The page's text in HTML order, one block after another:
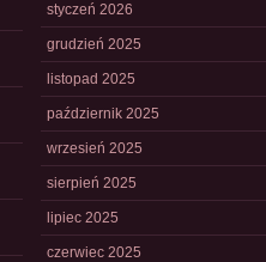
styczeń 2026
grudzień 2025
listopad 2025
październik 2025
wrzesień 2025
sierpień 2025
lipiec 2025
czerwiec 2025